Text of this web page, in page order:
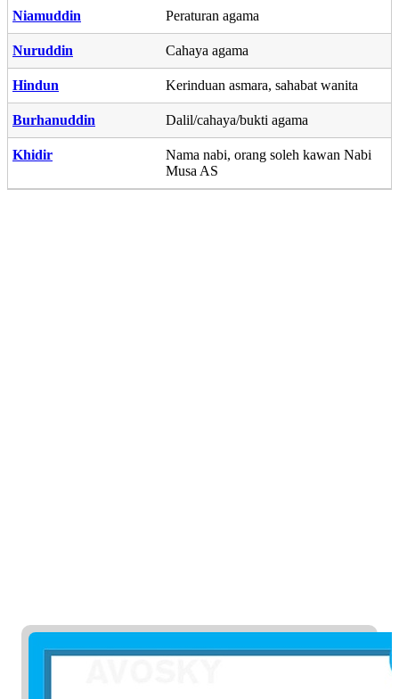
Niamuddin Peraturan agama
Nuruddin Cahaya agama
Hindun Kerinduan asmara, sahabat wanita
Burhanuddin Dalil/cahaya/bukti agama
Khidir
Nama nabi, orang soleh kawan Nabi
Musa AS